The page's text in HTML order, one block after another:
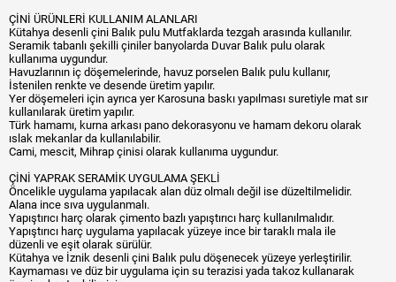
ÇİNİ ÜRÜNLERİ KULLANIM ALANLARI
Kütahya desenli çini Balık pulu Mutfaklarda tezgah arasında kullanılır.
Seramik tabanlı şekilli çiniler banyolarda Duvar Balık pulu olarak
kullanıma uygundur.
Havuzlarının iç döşemelerinde, havuz porselen Balık pulu kullanır,
İstenilen renkte ve desende üretim yapılır.
Yer döşemeleri için ayrıca yer Karosuna baskı yapılması suretiyle mat sır
kullanılarak üretim yapılır.
Türk hamamı, kurna arkası pano dekorasyonu ve hamam dekoru olarak
ıslak mekanlar da kullanılabilir.
Cami, mescit, Mihrap çinisi olarak kullanıma uygundur.
ÇİNİ YAPRAK SERAMİK UYGULAMA ŞEKLİ
Öncelikle uygulama yapılacak alan düz olmalı değil ise düzeltilmelidir.
Alana ince sıva uygulanmalı.
Yapıştırıcı harç olarak çimento bazlı yapıştırıcı harç kullanılmalıdır.
Yapıştırıcı harç uygulama yapılacak yüzeye ince bir taraklı mala ile
düzenli ve eşit olarak sürülür.
Kütahya ve İznik desenli çini Balık pulu döşenecek yüzeye yerleştirilir.
Kaymaması ve düz bir uygulama için su terazisi yada takoz kullanarak